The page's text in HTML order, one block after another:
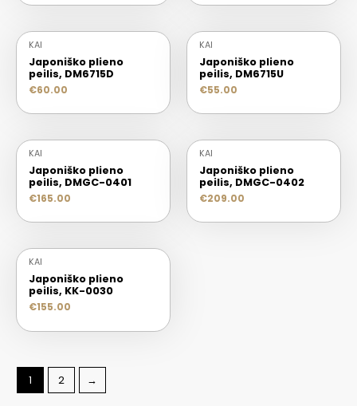
KAI
Japoniško plieno
peilis, DM6715D
€60.00
KAI
Japoniško plieno
peilis, DM6715U
€55.00
KAI
Japoniško plieno
peilis, DMGC-0401
€165.00
KAI
Japoniško plieno
peilis, DMGC-0402
€209.00
KAI
Japoniško plieno
peilis, KK-0030
€155.00
1 2 →